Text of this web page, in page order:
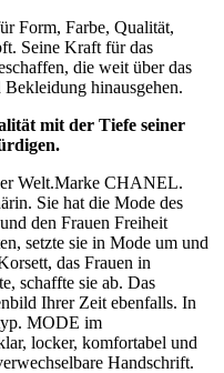
Form, Farbe, Qualität,
Seine Kraft für das
die weit über das
hinausgehen.
mit der Tiefe seiner
Welt.Marke CHANEL.
Sie hat die Mode des
den Frauen Freiheit
setzte sie in Mode um und
das Frauen in
schaffte sie ab. Das
Ihrer Zeit ebenfalls. In
MODE im
locker, komfortabel und
Handschrift.